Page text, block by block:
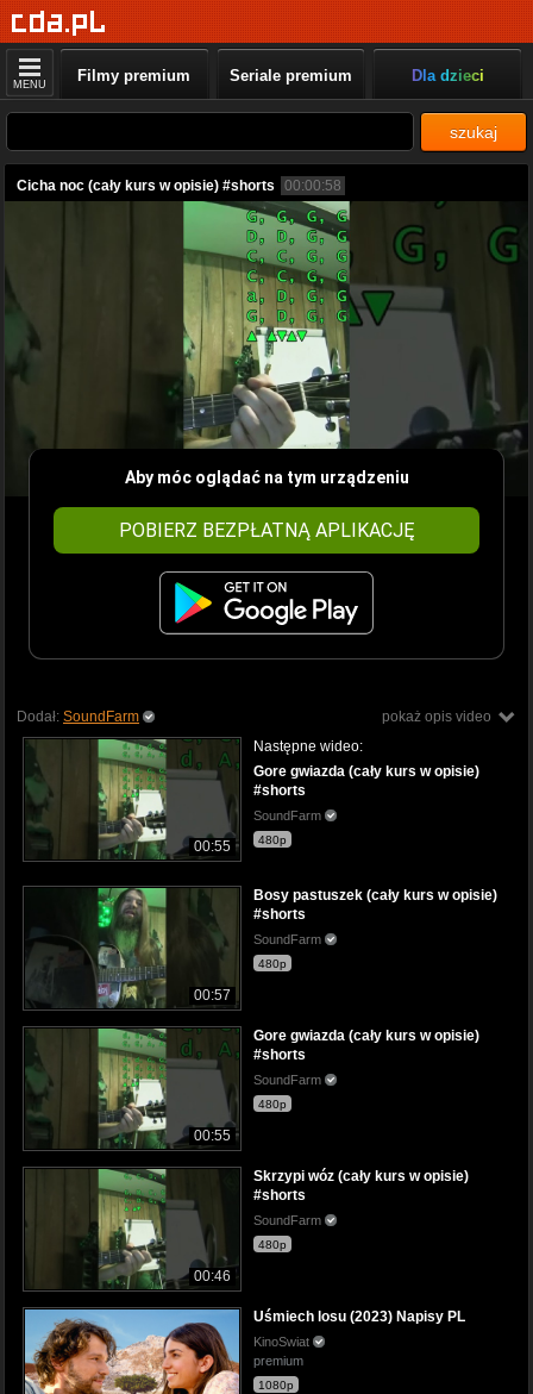
MENU Filmy premium Seriale premium Dla dzieci
szukaj
Cicha noc (cały kurs w opisie) #shorts 00:00:58
Aby móc oglądać na tym urządzeniu
POBIERZ BEZPŁATNĄ APLIKACJĘ
pokaż opis video
Dodał: SoundFarm
00:55
Następne wideo:
Gore gwiazda (cały kurs w opisie)
#shorts
SoundFarm
480p
00:57
Bosy pastuszek (cały kurs w opisie)
#shorts
SoundFarm
480p
00:55
Gore gwiazda (cały kurs w opisie)
#shorts
SoundFarm
480p
00:46
Skrzypi wóz (cały kurs w opisie)
#shorts
SoundFarm
480p
Uśmiech losu (2023) Napisy PL
KinoSwiat
premium
1080p